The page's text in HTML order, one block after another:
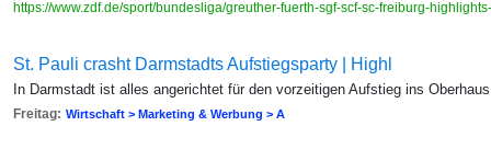
https://www.zdf.de/sport/bundesliga/greuther-fuerth-sgf-scf-sc-freiburg-
St. Pauli crasht Darmstadts Aufstiegsparty | Highl
In Darmstadt ist alles angerichtet für den vorzeitigen Aufstieg ins
Freitag: Wirtschaft > Marketing & Werbung > A